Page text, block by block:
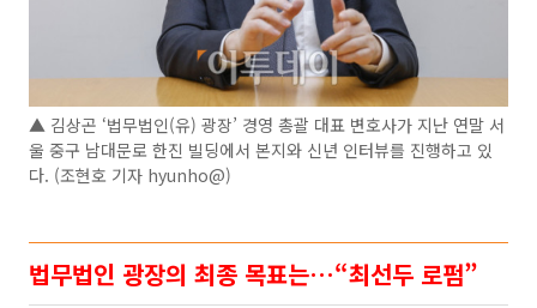
▲ 김상곤 ‘법무법인(유) 광장’ 경영 총괄 대표 변호사가 지난 연말 서
울 중구 남대문로 한진 빌딩에서 본지와 신년 인터뷰를 진행하고 있
다. (조현호 기자 hyunho@)
법무법인 광장의 최종 목표는…“최선두 로펌”